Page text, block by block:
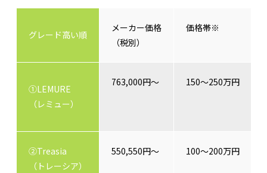
グレード高い順
メーカー価格
（税別）
価格帯※
①LEMURE
（レミュー）
763,000円～ 150～250万円
②Treasia
（トレーシア）
550,550円～ 100～200万円